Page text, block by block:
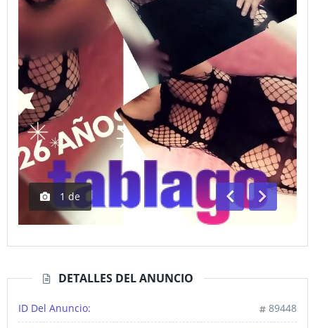
1 de
AnteriorSiguiente
DETALLES DEL ANUNCIO
ID Del Anuncio: 89448